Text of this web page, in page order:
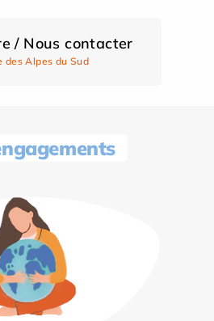
/ Nous contacter
des Alpes du Sud